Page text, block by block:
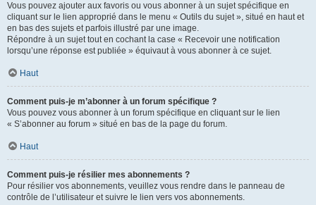
Vous pouvez ajouter aux favoris ou vous abonner à un sujet spécifique en
cliquant sur le lien approprié dans le menu « Outils du sujet », situé en haut et
en bas des sujets et parfois illustré par une image.
Répondre à un sujet tout en cochant la case « Recevoir une notification
lorsqu’une réponse est publiée » équivaut à vous abonner à ce sujet.
Haut
Comment puis-je m’abonner à un forum spécifique ?
Vous pouvez vous abonner à un forum spécifique en cliquant sur le lien
« S’abonner au forum » situé en bas de la page du forum.
Haut
Comment puis-je résilier mes abonnements ?
Pour résilier vos abonnements, veuillez vous rendre dans le panneau de
contrôle de l’utilisateur et suivre le lien vers vos abonnements.